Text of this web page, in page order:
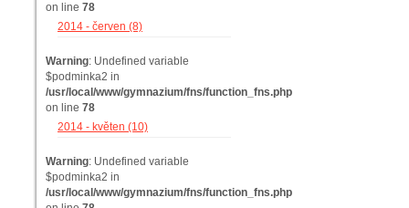
on line 78
2014 - červen (8)
Warning: Undefined variable
$podminka2 in
/usr/local/www/gymnazium/fns/function_fns.php
on line 78
2014 - květen (10)
Warning: Undefined variable
$podminka2 in
/usr/local/www/gymnazium/fns/function_fns.php